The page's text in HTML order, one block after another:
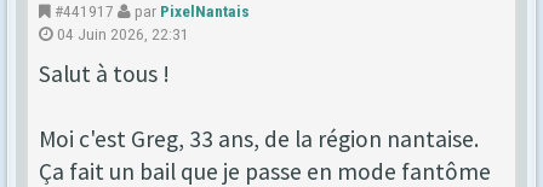
#441917 par PixelNantais
04 Juin 2026, 22:31
Salut à tous !
Moi c'est Greg, 33 ans, de la région nantaise.
Ça fait un bail que je passe en mode fantôme